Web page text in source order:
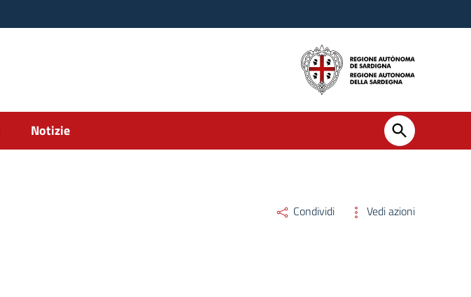
Notizie
Condividi Vedi azioni